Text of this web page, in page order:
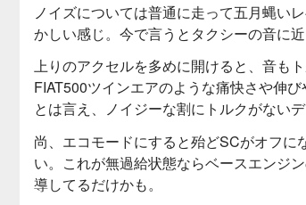
ノイズについては普通に走って五月蝿い
かしい感じ。今で言うとタクシーの音に
上りのアクセルを多めに開けると、音も
FIAT500ツインエアのような痛快さや伸
とは言え、ノイジーな割にトルクがない
尚、エコモードにすると殆どSCがオフ
い。これが無過給状態ならベースエンジ
導してるだけかも。